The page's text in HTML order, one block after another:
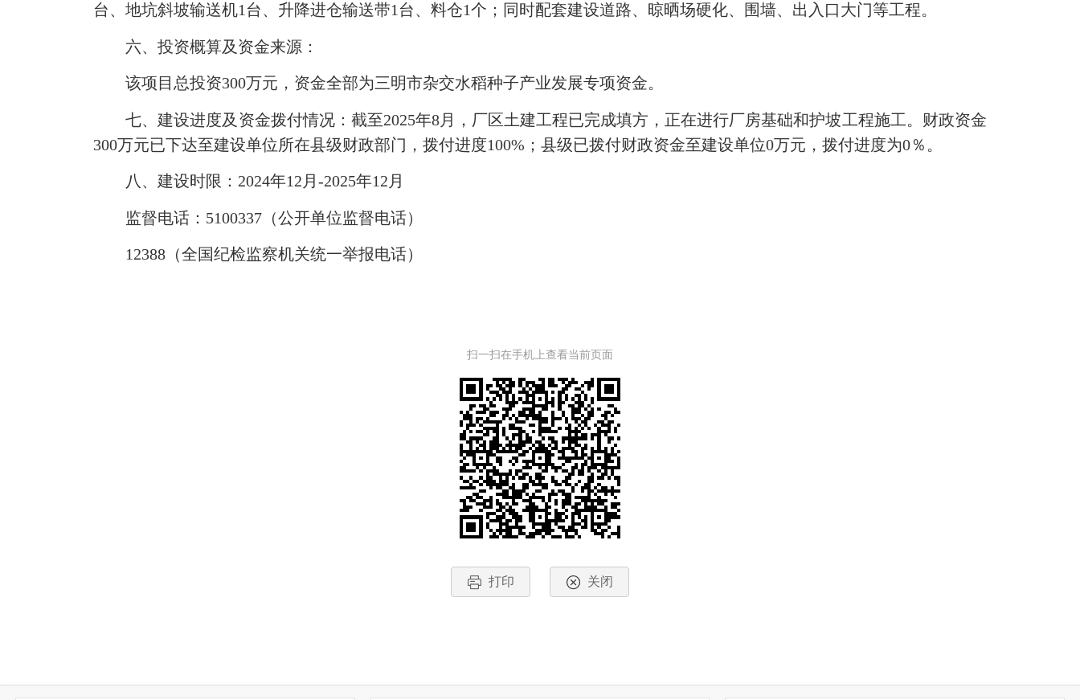
台、地坑斜坡输送机1台、升降进仓输送带1台、料仓1个；同时配套建设道路、晾晒场硬化、围墙、出入口大门等工程。
六、投资概算及资金来源：
该项目总投资300万元，资金全部为三明市杂交水稻种子产业发展专项资金。
七、建设进度及资金拨付情况：截至2025年8月，厂区土建工程已完成填方，正在进行厂房基础和护坡工程施工。财政资金
300万元已下达至建设单位所在县级财政部门，拨付进度100%；县级已拨付财政资金至建设单位0万元，拨付进度为0％。
八、建设时限：2024年12月-2025年12月
监督电话：5100337（公开单位监督电话）
12388（全国纪检监察机关统一举报电话）
扫一扫在手机上查看当前页面
打印 关闭